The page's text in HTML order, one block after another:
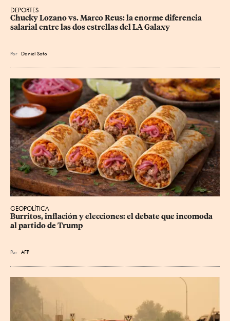
DEPORTES
Chucky Lozano vs. Marco Reus: la enorme diferencia
salarial entre las dos estrellas del LA Galaxy
Por Daniel Soto
GEOPOLÍTICA
Burritos, inflación y elecciones: el debate que incomoda
al partido de Trump
Por AFP